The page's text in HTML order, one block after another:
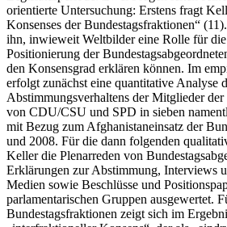
orientierte Untersuchung: Erstens fragt
Konsenses der Bundestagsfraktionen“
ihn, inwieweit Weltbilder eine Rolle für
Positionierung der
den Konsensgrad erklären können. Im
erfolgt zunächst eine quantitative Analyse
Abstimmungsverhaltens der Mitglieder
von CDU/CSU und SPD in sieben
mit Bezug zum Afghanistaneinsatz der
und 2008. Für die dann folgenden
Keller die Plenarreden von
Erklärungen zur Abstimmung, Interviews
Medien sowie Beschlüsse und
parlamentarischen Gruppen ausgewertet.
Bundestagsfraktionen zeigt sich im